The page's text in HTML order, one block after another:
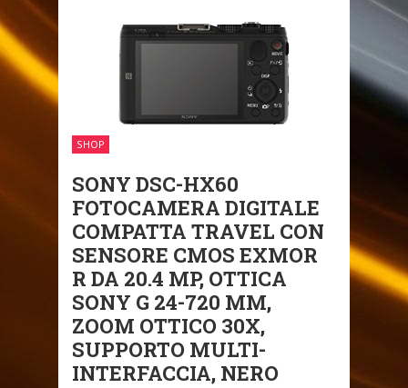
SHOP
SONY DSC-HX60
FOTOCAMERA DIGITALE
COMPATTA TRAVEL CON
SENSORE CMOS EXMOR
R DA 20.4 MP, OTTICA
SONY G 24-720 MM,
ZOOM OTTICO 30X,
SUPPORTO MULTI-
INTERFACCIA, NERO